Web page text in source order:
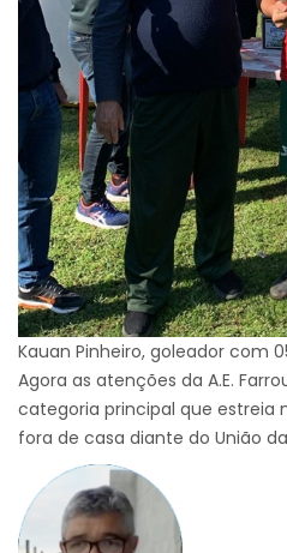
Kauan Pinheiro, goleador com
Agora as atenções da A.E.
categoria principal que estreia
fora de casa diante do União